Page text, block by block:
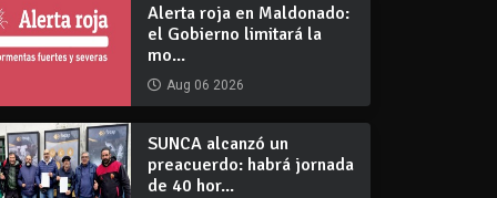
Alerta roja en Maldonado:
el Gobierno limitará la
mo...
Aug 06 2026
SUNCA alcanzó un
preacuerdo: habrá jornada
de 40 hor...